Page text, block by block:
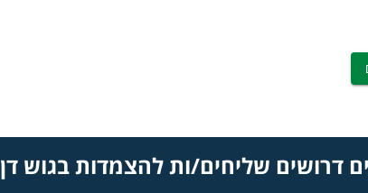
דרושים שליחים/ות להצמדות בגוש דן